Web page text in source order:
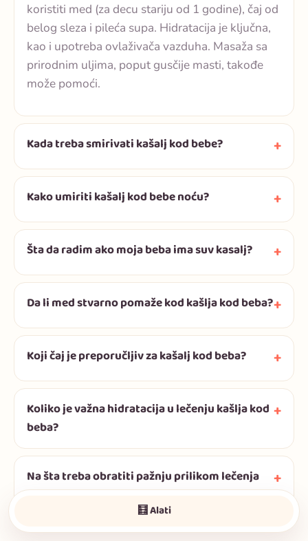
koristiti med (za decu stariju od 1 godine), čaj od
belog sleza i pileća supa. Hidratacija je ključna,
kao i upotreba ovlaživača vazduha. Masaža sa
prirodnim uljima, poput gusčije masti, takođe
može pomoći.
Kada treba smirivati kašalj kod bebe?
Kako umiriti kašalj kod bebe noću?
Šta da radim ako moja beba ima suv kasalj?
Da li med stvarno pomaže kod kašlja kod beba?
Koji čaj je preporučljiv za kašalj kod beba?
Koliko je važna hidratacija u lečenju kašlja kod
beba?
Na šta treba obratiti pažnju prilikom lečenja
kašlja kod bebâ?
🧮 Alati